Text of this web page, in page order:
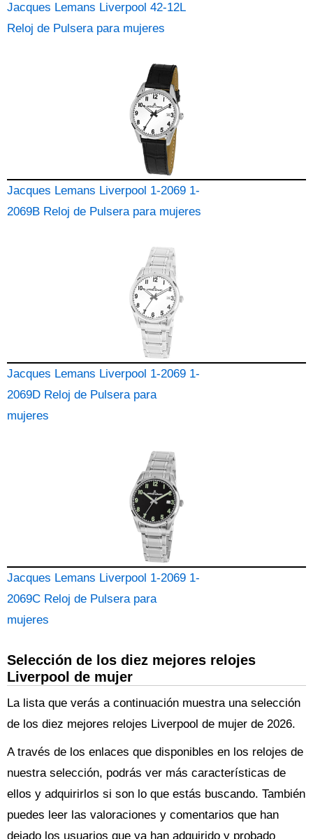
Jacques Lemans Liverpool 42-12L
Reloj de Pulsera para mujeres
Jacques Lemans Liverpool 1-2069 1-
2069B Reloj de Pulsera para mujeres
Jacques Lemans Liverpool 1-2069 1-
2069D Reloj de Pulsera para
mujeres
Jacques Lemans Liverpool 1-2069 1-
2069C Reloj de Pulsera para
mujeres
Selección de los diez mejores relojes
Liverpool de mujer
La lista que verás a continuación muestra una selección
de los diez mejores relojes Liverpool de mujer de 2026.
A través de los enlaces que disponibles en los relojes de
nuestra selección, podrás ver más características de
ellos y adquirirlos si son lo que estás buscando. También
puedes leer las valoraciones y comentarios que han
dejado los usuarios que ya han adquirido y probado